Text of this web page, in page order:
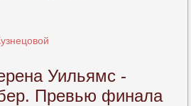
Уильямс -
Превью финала